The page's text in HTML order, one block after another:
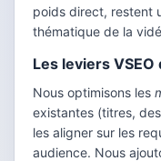
poids direct, restent
thématique de la
Les leviers
Nous optimisons les
existantes (titres,
les aligner sur les
audience. Nous